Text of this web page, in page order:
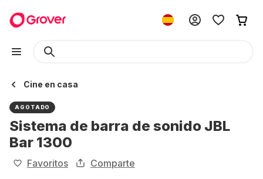
Cine en casa
AGOTADO
Sistema de barra de sonido JBL
Bar 1300
Favoritos Comparte